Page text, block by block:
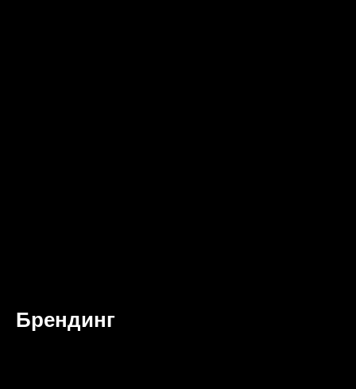
Брендинг